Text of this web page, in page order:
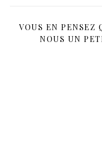
VOUS EN PENSEZ
NOUS UN